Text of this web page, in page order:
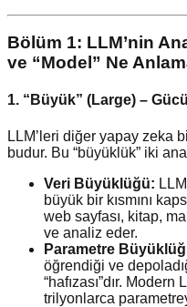
Bölüm 1: LLM’nin
ve “Model” Ne
1. “Büyük” (Large) –
LLM’leri diğer yapay zeka
budur. Bu “büyüklük” iki
Veri Büyüklüğü:
büyük bir kısmını
web sayfası, kitap,
ve analiz eder.
Parametre
öğrendiği ve
“hafızası”dır.
trilyonlarca